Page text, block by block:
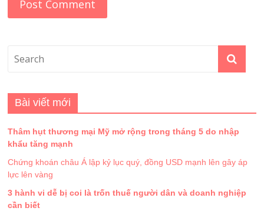
Bài viết mới
Thâm hụt thương mại Mỹ mở rộng trong tháng 5 do nhập
khẩu tăng mạnh
Chứng khoán châu Á lập kỷ lục quý, đồng USD mạnh lên gây áp
lực lên vàng
3 hành vi dễ bị coi là trốn thuế người dân và doanh nghiệp
cần biết